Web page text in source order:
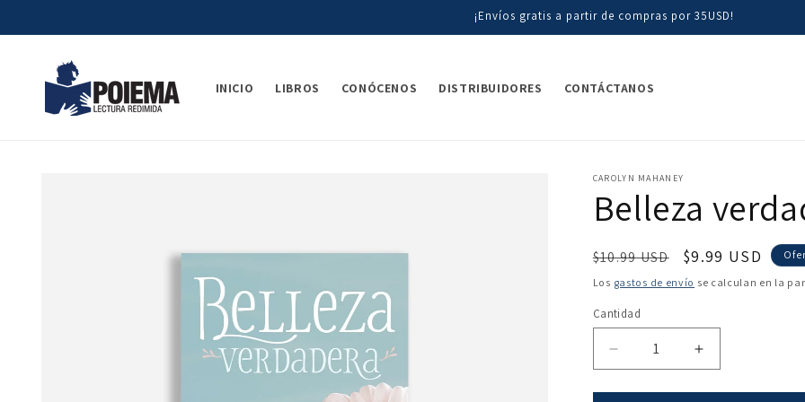
al contenido
¡Envíos gratis a partir de compras por 35USD!
INICIO LIBROS CONÓCENOS DISTRIBUIDORES CONTÁCTANOS
CAROLYN MAHANEY
Belleza
Precio
habitual
$10.99 USD
Precio
de
$9.99 USD
Los gastos de envío se calculan en la
Cantidad
Reducir
cantidad
para
Aumentar
cantidad
para